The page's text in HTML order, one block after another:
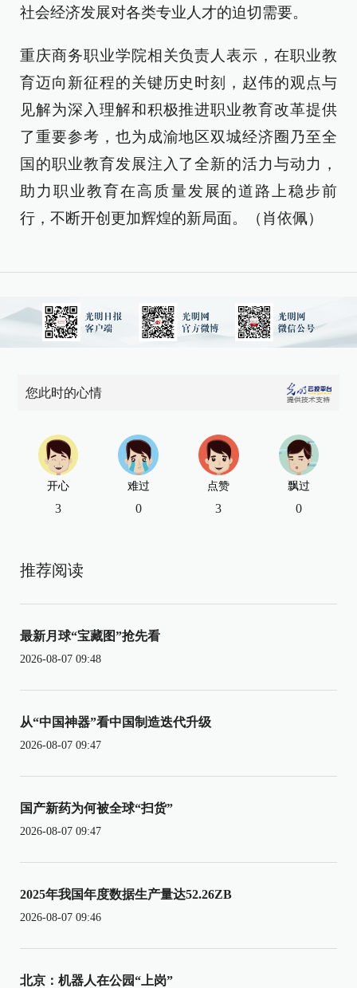
社会经济发展对各类专业人才的迫切需要。
重庆商务职业学院相关负责人表示，在职业教
育迈向新征程的关键历史时刻，赵伟的观点与
见解为深入理解和积极推进职业教育改革提供
了重要参考，也为成渝地区双城经济圈乃至全
国的职业教育发展注入了全新的活力与动力，
助力职业教育在高质量发展的道路上稳步前
行，不断开创更加辉煌的新局面。（肖依佩）
您此时的心情
开心
3
难过
0
点赞
3
飘过
0
推荐阅读
最新月球“宝藏图”抢先看
2026-08-07 09:48
从“中国神器”看中国制造迭代升级
2026-08-07 09:47
国产新药为何被全球“扫货”
2026-08-07 09:47
2025年我国年度数据生产量达52.26ZB
2026-08-07 09:46
北京：机器人在公园“上岗”